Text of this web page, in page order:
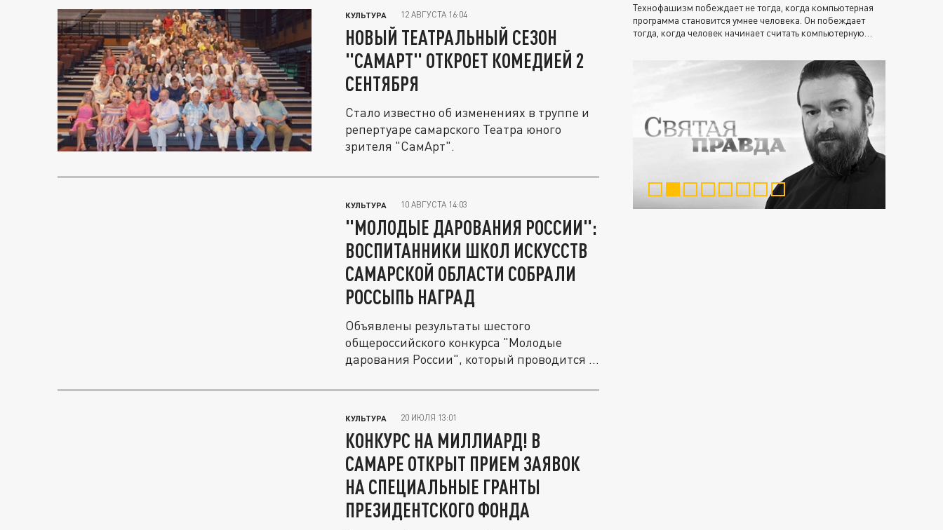
КУЛЬТУРА 12 АВГУСТА 16:04
НОВЫЙ ТЕАТРАЛЬНЫЙ СЕЗОН
"САМАРТ" ОТКРОЕТ КОМЕДИЕЙ 2
СЕНТЯБРЯ
Стало известно об изменениях в труппе и
репертуаре самарского Театра юного
зрителя "СамАрт".
КУЛЬТУРА 10 АВГУСТА 14:03
"МОЛОДЫЕ ДАРОВАНИЯ РОССИИ":
ВОСПИТАННИКИ ШКОЛ ИСКУССТВ
САМАРСКОЙ ОБЛАСТИ СОБРАЛИ
РОССЫПЬ НАГРАД
Объявлены результаты шестого
общероссийского конкурса "Молодые
дарования России", который проводится с
КУЛЬТУРА 20 ИЮЛЯ 13:01
КОНКУРС НА МИЛЛИАРД! В
САМАРЕ ОТКРЫТ ПРИЕМ ЗАЯВОК
НА СПЕЦИАЛЬНЫЕ ГРАНТЫ
ПРЕЗИДЕНТСКОГО ФОНДА
Технофашизм побеждает не тогда, когда компьютерная
программа становится умнее человека. Он побеждает
тогда, когда человек начинает считать компьютерную